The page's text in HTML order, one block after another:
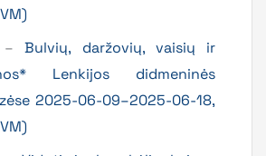
–Bulvių, daržovių, vaisių ir
Lenkijos didmeninės
2025-06-09–2025-06-18,